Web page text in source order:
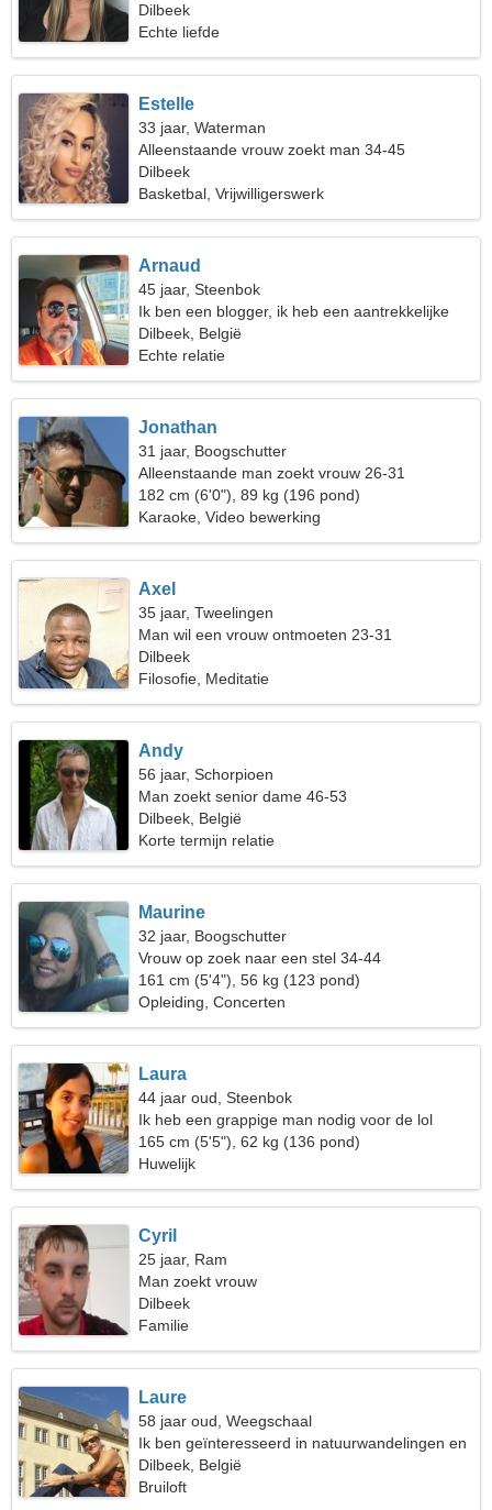
Dilbeek
Echte liefde
Estelle
33 jaar, Waterman
Alleenstaande vrouw zoekt man 34-45
Dilbeek
Basketbal, Vrijwilligerswerk
Arnaud
45 jaar, Steenbok
Ik ben een blogger, ik heb een aantrekkelijke
vrouw nodig
Dilbeek, België
Echte relatie
Jonathan
31 jaar, Boogschutter
Alleenstaande man zoekt vrouw 26-31
182 cm (6'0"), 89 kg (196 pond)
Karaoke, Video bewerking
Axel
35 jaar, Tweelingen
Man wil een vrouw ontmoeten 23-31
Dilbeek
Filosofie, Meditatie
Andy
56 jaar, Schorpioen
Man zoekt senior dame 46-53
Dilbeek, België
Korte termijn relatie
Maurine
32 jaar, Boogschutter
Vrouw op zoek naar een stel 34-44
161 cm (5'4"), 56 kg (123 pond)
Opleiding, Concerten
Laura
44 jaar oud, Steenbok
Ik heb een grappige man nodig voor de lol
165 cm (5'5"), 62 kg (136 pond)
Huwelijk
Cyril
25 jaar, Ram
Man zoekt vrouw
Dilbeek
Familie
Laure
58 jaar oud, Weegschaal
Ik ben geïnteresseerd in natuurwandelingen en
psychologie
Dilbeek, België
Bruiloft